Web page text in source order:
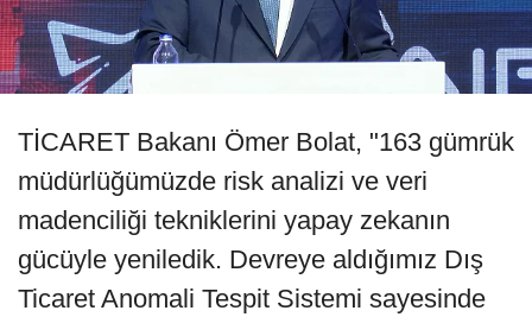
TİCARET Bakanı Ömer Bolat, "163 gümrük
müdürlüğümüzde risk analizi ve veri
madenciliği tekniklerini yapay zekanın
gücüyle yeniledik. Devreye aldığımız Dış
Ticaret Anomali Tespit Sistemi sayesinde